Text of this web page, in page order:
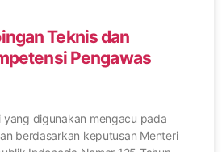
Teknis dan
Pengawas
yang digunakan mengacu pada
berdasarkan keputusan Menteri